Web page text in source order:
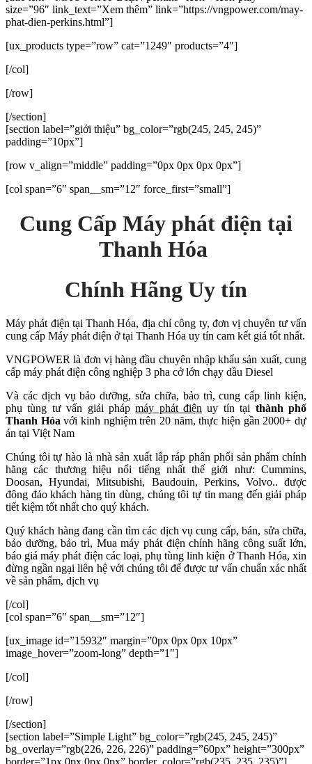
size=”96″ link_text=”Xem thêm” link=”https://vngpower.com/may-
phat-dien-perkins.html”]
[ux_products type=”row” cat=”1249″ products=”4″]
[/col]
[/row]
[/section]
[section label=”giới thiệu” bg_color=”rgb(245, 245, 245)”
padding=”10px”]
[row v_align=”middle” padding=”0px 0px 0px 0px”]
[col span=”6″ span__sm=”12″ force_first=”small”]
Cung Cấp Máy phát điện tại
Thanh Hóa
Chính Hãng Uy tín
Máy phát điện tại Thanh Hóa, địa chỉ công ty, đơn vị chuyên tư vấn
cung cấp Máy phát điện ở tại Thanh Hóa uy tín cam kết giá tốt nhất.
VNGPOWER là đơn vị hàng đầu chuyên nhập khẩu sản xuất, cung
cấp máy phát điện công nghiệp 3 pha cở lớn chạy dầu Diesel
Và các dịch vụ bảo dưỡng, sửa chữa, bảo trì, cung cấp linh kiện,
phụ tùng tư vấn giải phápmáy phát điện uy tín tại thành phố
Thanh Hóavới kinh nghiệm trên 20 năm, thực hiện gần 2000+ dự
án tại Việt Nam
Chúng tôi tự hào là nhà sản xuất lắp ráp phân phối sản phẩm chính
hãng các thương hiệu nổi tiếng nhất thế giới như: Cummins,
Doosan, Hyundai, Mitsubishi, Baudouin, Perkins, Volvo.. được
đông đảo khách hàng tin dùng, chúng tôi tự tin mang đến giải pháp
tiết kiệm tốt nhất cho quý khách.
Quý khách hàng đang cần tìm các dịch vụ cung cấp, bán, sửa chữa,
bảo dưỡng, bảo trì, Mua máy phát điện chính hãng công suất lớn,
báo giá máy phát điện các loại, phụ tùng linh kiện ở Thanh Hóa, xin
đừng ngần ngại liên hệ với chúng tôi để được tư vấn chuẩn xác nhất
về sản phẩm, dịch vụ
[/col]
[col span=”6″ span__sm=”12″]
[ux_image id=”15932″ margin=”0px 0px 0px 10px”
image_hover=”zoom-long” depth=”1″]
[/col]
[/row]
[/section]
[section label=”Simple Light” bg_color=”rgb(245, 245, 245)”
bg_overlay=”rgb(226, 226, 226)” padding=”60px” height=”300px”